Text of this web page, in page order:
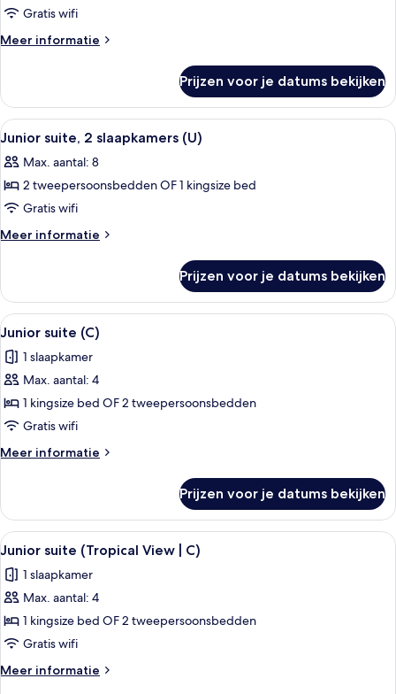
Gratis wifi
Meer informatie
Meer
(E)
Prijzen voor je datums bekijken
Alle
foto's
voor
Junior
suite,
2
laden
Een hotelkamer met een groot bed,
4
Junior suite, 2 slaapkamers (U)
Max. aantal: 8
2 tweepersoonsbedden OF 1 kingsize bed
Gratis wifi
Meer informatie
Meer
suite,
slaapkamers
Prijzen voor je datums bekijken
Alle
foto's
voor
Junior
suite
(C)
laden
Een hotelkamer met een groot bed,
4
Junior suite (C)
1 slaapkamer
Max. aantal: 4
1 kingsize bed OF 2 tweepersoonsbedden
Gratis wifi
Meer informatie
Meer
suite
(C)
Prijzen voor je datums bekijken
Alle
foto's
voor
Junior
suite
(Tropical
View
|
Een hotelkamer met een groot bed,
4
Junior suite (Tropical View | C)
1 slaapkamer
Max. aantal: 4
1 kingsize bed OF 2 tweepersoonsbedden
Gratis wifi
Meer informatie
Meer